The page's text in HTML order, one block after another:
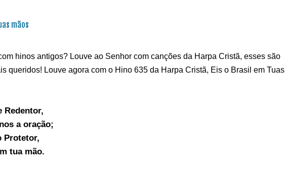
mãos
hinos antigos? Louve ao Senhor com canções da Harpa Cristã, esses são
queridos! Louve agora com o Hino 635 da Harpa Cristã, Eis o Brasil em Tuas
Redentor,
a oração;
Protetor,
tua mão.